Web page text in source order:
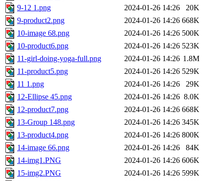
9-12 1.png
2024-01-26 14:26
20K
9-product2.png
2024-01-26 14:26 668K
10-image 68.png
2024-01-26 14:26 500K
10-product6.png
2024-01-26 14:26 523K
11-girl-doing-yoga-full.png
2024-01-26 14:26 1.8M
11-product5.png
2024-01-26 14:26 529K
11 1.png
2024-01-26 14:26
29K
12-Ellipse 45.png
2024-01-26 14:26 8.0K
12-product7.png
2024-01-26 14:26 668K
13-Group 148.png
2024-01-26 14:26 345K
13-product4.png
2024-01-26 14:26 800K
14-image 66.png
2024-01-26 14:26
84K
14-img1.PNG
2024-01-26 14:26 606K
15-img2.PNG
2024-01-26 14:26 599K